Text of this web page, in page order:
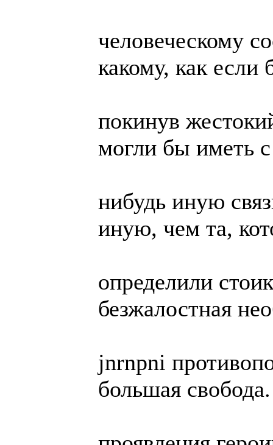
человеческому
какому, как
покинув
могли бы иметь
нибудь иную
иную, чем та,
определили
безжалостная
jnrnpni
большая